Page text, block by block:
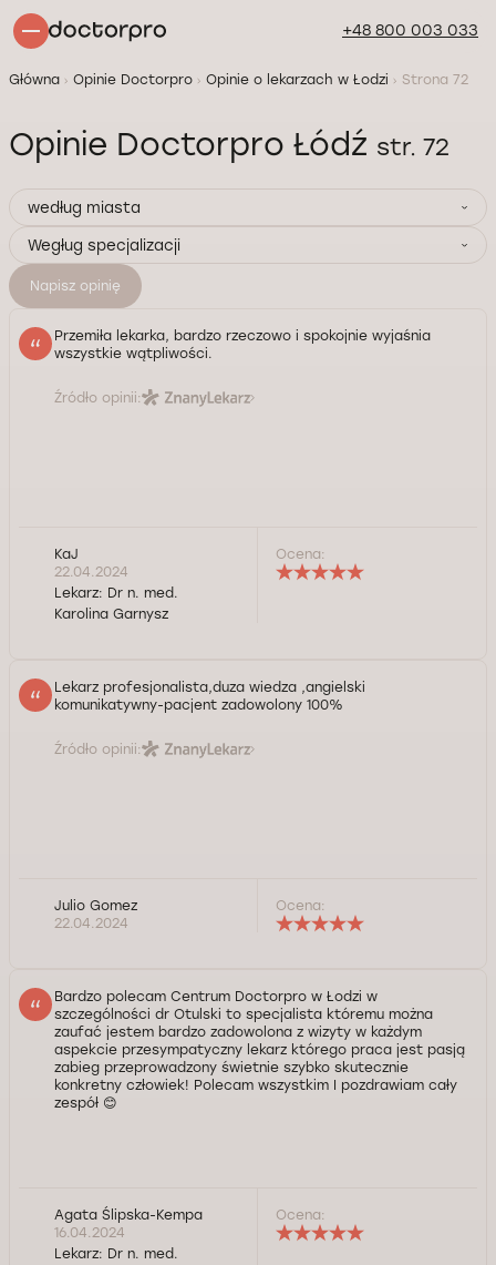
+48 800 003 033
Główna Opinie Doctorpro Opinie o lekarzach w Łodzi Strona 72
Opinie Doctorpro Łódź str. 72
według miasta
Wegług specjalizacji
Napisz opinię
Przemiła lekarka, bardzo rzeczowo i spokojnie wyjaśnia
wszystkie wątpliwości.
Źródło opinii:
KaJ
22.04.2024
Lekarz: Dr n. med.
Karolina Garnysz
Ocena:
Lekarz profesjonalista,duza wiedza ,angielski
komunikatywny-pacjent zadowolony 100%
Źródło opinii:
Julio Gomez
22.04.2024
Ocena:
Bardzo polecam Centrum Doctorpro w Łodzi w
szczególności dr Otulski to specjalista któremu można
zaufać jestem bardzo zadowolona z wizyty w każdym
aspekcie przesympatyczny lekarz którego praca jest pasją
zabieg przeprowadzony świetnie szybko skutecznie
konkretny człowiek! Polecam wszystkim I pozdrawiam cały
zespół 😊
Szanowna Pani Agato, serdecznie dziękujemy za
pozytywną opinię oraz polecenie naszego Centrum
Agata Ślipska-Kempa
16.04.2024
Lekarz: Dr n. med.
Ocena: